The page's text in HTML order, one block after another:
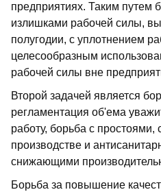
предприятиях. Таким путем
излишками рабочей силы,
полугодии, с уплотнением
целесообразным
рабочей силы вне
Второй задачей является
регламентация об'ема
работу, борьба с
производстве и
снижающими
Борьба за повышение